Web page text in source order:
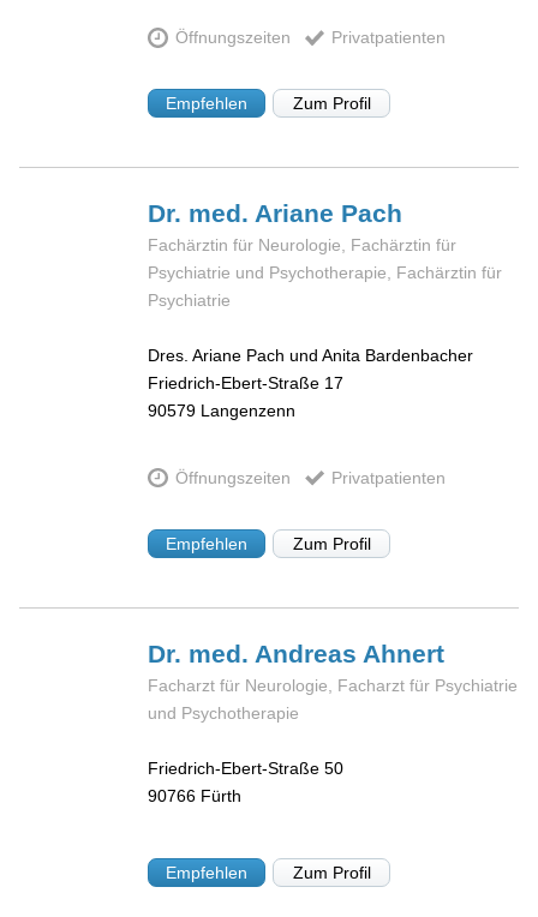
Öffnungszeiten Privatpatienten
Empfehlen Zum Profil
Dr. med. Ariane Pach
Fachärztin für Neurologie, Fachärztin für
Psychiatrie und Psychotherapie, Fachärztin für
Psychiatrie
Dres. Ariane Pach und Anita Bardenbacher
Friedrich-Ebert-Straße 17
90579 Langenzenn
Öffnungszeiten Privatpatienten
Empfehlen Zum Profil
Dr. med. Andreas Ahnert
Facharzt für Neurologie, Facharzt für Psychiatrie
und Psychotherapie
Friedrich-Ebert-Straße 50
90766 Fürth
Empfehlen Zum Profil